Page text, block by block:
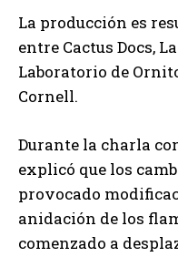
La producción es
entre Cactus Docs,
Laboratorio de
Cornell.
Durante la charla
explicó que los
provocado
anidación de los
comenzado a